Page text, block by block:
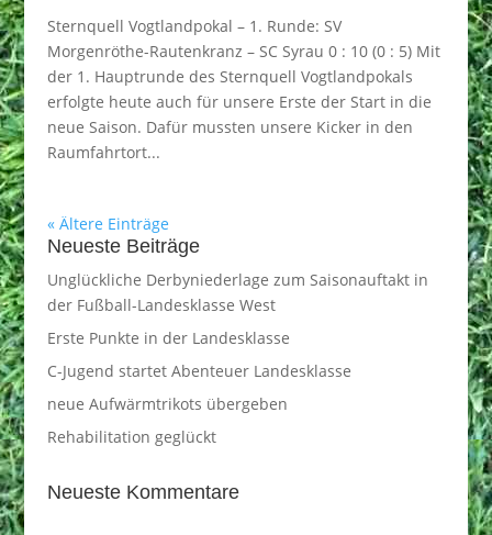
Sternquell Vogtlandpokal – 1. Runde: SV
Morgenröthe-Rautenkranz – SC Syrau 0 : 10 (0 : 5) Mit
der 1. Hauptrunde des Sternquell Vogtlandpokals
erfolgte heute auch für unsere Erste der Start in die
neue Saison. Dafür mussten unsere Kicker in den
Raumfahrtort...
« Ältere Einträge
Neueste Beiträge
Unglückliche Derbyniederlage zum Saisonauftakt in
der Fußball-Landesklasse West
Erste Punkte in der Landesklasse
C-Jugend startet Abenteuer Landesklasse
neue Aufwärmtrikots übergeben
Rehabilitation geglückt
Neueste Kommentare